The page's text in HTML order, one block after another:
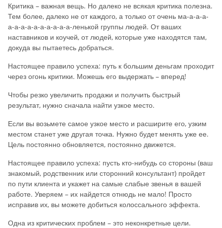
Критика – важная вещь. Но далеко не всякая критика полезна.
Тем более, далеко не от каждого, а только от очень ма-а-а-а-
а-а-а-а-а-а-а-а-а-а-ленькой группы людей. От ваших
наставников и коучей, от людей, которые уже находятся там,
докуда вы пытаетесь добраться.
Настоящее правило успеха: путь к большим деньгам проходит
через огонь критики. Можешь его выдержать – вперед!
Чтобы резко увеличить продажи и получить быстрый
результат, нужно сначала найти узкое место.
Если вы возьмете самое узкое место и расширите его, узким
местом станет уже другая точка. Нужно будет менять уже ее.
Цель постоянно обновляется, постоянно движется.
Настоящее правило успеха: пусть кто-нибудь со стороны (ваш
знакомый, родственник или сторонний консультант) пройдет
по пути клиента и укажет на самые слабые звенья в вашей
работе. Уверяем – их найдется отнюдь не мало! Просто
исправив их, вы можете добиться колоссального эффекта.
Одна из критических проблем – это неконкретные цели.